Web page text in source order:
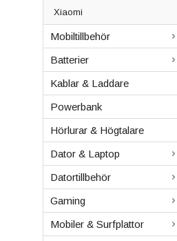
Xiaomi
Mobiltillbehör
Batterier
Kablar & Laddare
Powerbank
Hörlurar & Högtalare
Dator & Laptop
Datortillbehör
Gaming
Mobiler & Surfplattor